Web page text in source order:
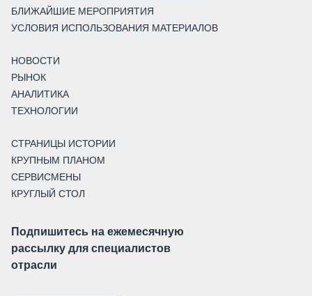
БЛИЖАЙШИЕ МЕРОПРИЯТИЯ
УСЛОВИЯ ИСПОЛЬЗОВАНИЯ МАТЕРИАЛОВ
НОВОСТИ
РЫНОК
АНАЛИТИКА
ТЕХНОЛОГИИ
СТРАНИЦЫ ИСТОРИИ
КРУПНЫМ ПЛАНОМ
СЕРВИСМЕНЫ
КРУГЛЫЙ СТОЛ
Подпишитесь на ежемесячную
рассылку для специалистов
отрасли